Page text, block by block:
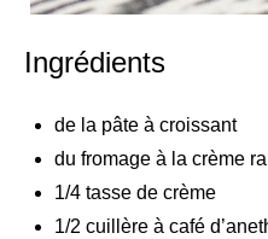
Ingrédients
de la pâte à croissant
du fromage à la crème
1/4 tasse de crème
1/2 cuillère à café